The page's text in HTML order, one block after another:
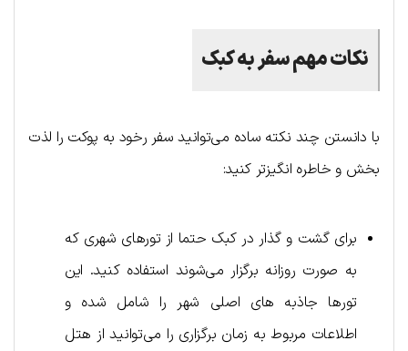
نکات مهم سفر به کبک
با دانستن چند نکته ساده می‌توانید سفر رخود به پوکت را لذت
بخش و خاطره انگیزتر کنید:
برای گشت و گذار در کبک حتما از تورهای شهری که
به صورت روزانه برگزار می‌شوند استفاده کنید. این
تورها جاذبه های اصلی شهر را شامل شده و
اطلاعات مربوط به زمان برگزاری را می‌توانید از هتل